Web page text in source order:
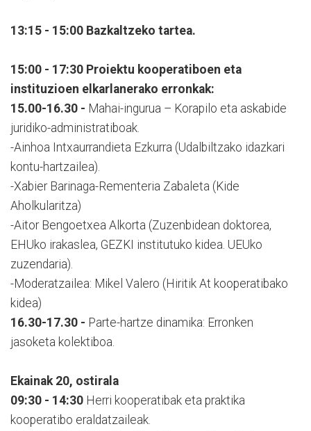
13:15 - 15:00 Bazkaltzeko tartea.
15:00 - 17:30 Proiektu kooperatiboen eta
instituzioen elkarlanerako erronkak:
15.00-16.30 - Mahai-ingurua – Korapilo eta askabide
juridiko-administratiboak.
-Ainhoa Intxaurrandieta Ezkurra (Udalbiltzako idazkari
kontu-hartzailea).
-Xabier Barinaga-Rementeria Zabaleta (Kide
Aholkularitza)
-Aitor Bengoetxea Alkorta (Zuzenbidean doktorea,
EHUko irakaslea, GEZKI institutuko kidea. UEUko
zuzendaria).
-Moderatzailea: Mikel Valero (Hiritik At kooperatibako
kidea)
16.30-17.30 - Parte-hartze dinamika: Erronken
jasoketa kolektiboa.
Ekainak 20, ostirala
09:30 - 14:30 Herri kooperatibak eta praktika
kooperatibo eraldatzaileak.